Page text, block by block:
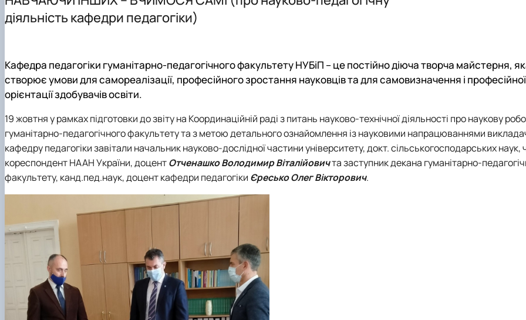
Міжнародна діяльність
Наші випускники
Спеціальності аспірантури
Як стати студентом?
Підготовчі курси до НМТ
Підготовчі курси до ЄВІ
Правила прийому 2026
Навчально-методичне забезпечення кафедри
Навчально-науково-виробнича лабораторія педагогічних технологій (Курси поглибле…
Сторінка магістра
Результати неформальної освіти
Робочі програми ОП "Професійна освіта"
Обговорення освітніх програм
Аспірантура 011 Освітні, педагогічні науки
Конференції та семінари
діяльність кафедри педагогіки)
Кафедра педагогіки гуманітарно-педагогічного факультету НУБіП – це постійно діюча творча майстерня,
створює умови для самореалізації, професійного зростання науковців та для самовизначення і професійної
орієнтації здобувачів освіти.
19 жовтня у рамках підготовки до звіту на Координаційній раді з питань науково-технічної діяльності про наукову
гуманітарно-педагогічного факультету та з метою детального ознайомлення із науковими напрацюваннями
кафедру педагогіки завітали начальник науково-дослідної частини університету, докт. сільськогосподарських наук,
кореспондент НААН України, доцентОтченашко Володимир Віталійовичта заступник декана гуманітарно-
факультету, канд.пед.наук, доцент кафедри педагогіки Єресько Олег Вікторович.